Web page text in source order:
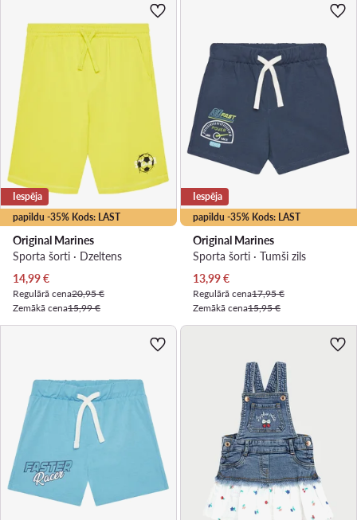
papildu -35% Kods: LAST
Iespēja
Original Marines
Sporta šorti · Dzeltens
Pašreizējā cena
14,99€
Regulārā cena20,95 €
Zemākā cena15,99 €
papildu -35% Kods: LAST
Iespēja
Original Marines
Sporta šorti · Tumši zils
Pašreizējā cena
13,99€
Regulārā cena17,95 €
Zemākā cena15,95 €